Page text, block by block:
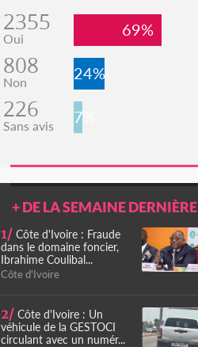
2355
Oui 69%
808
Non 24%
226
Sans avis 7%
+ DE LA SEMAINE DERNIÈRE
1/ Côte d'Ivoire : Fraude
dans le domaine foncier,
Ibrahime Coulibal...
Côte d'Ivoire
2/ Côte d'Ivoire : Un
véhicule de la GESTOCI
circulant avec un numér...